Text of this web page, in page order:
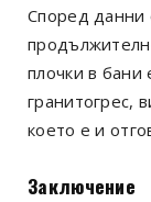
Според данни
плочки в бани
гранитогрес,
което е и
Заключение